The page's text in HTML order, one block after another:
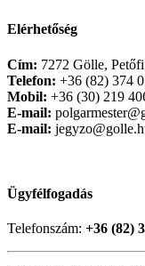
Elérhetőség
Cím: 7272 Gölle,
Telefon: +36 (82) 374
Mobil: +36 (30) 219
E-mail:
E-mail:
Ügyfélfogadás
Telefonszám: +36 (82)